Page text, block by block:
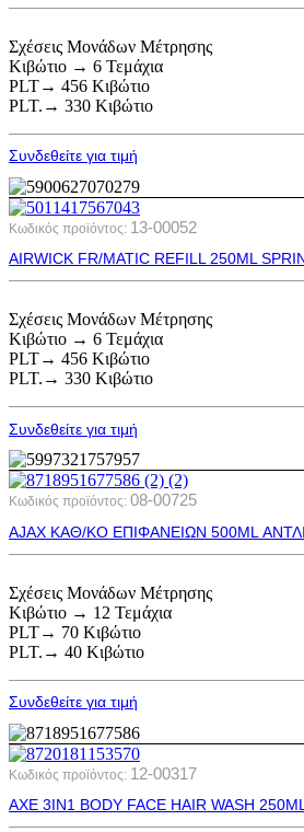
Σχέσεις Μονάδων Μέτρησης
Κιβώτιο → 6 Τεμάχια
PLT→ 456 Κιβώτιο
PLT.→ 330 Κιβώτιο
Συνδεθείτε για τιμή
Κωδικός προϊόντος: 13-00052
AIRWICK FR/MATIC REFILL 250ML
Σχέσεις Μονάδων Μέτρησης
Κιβώτιο → 6 Τεμάχια
PLT→ 456 Κιβώτιο
PLT.→ 330 Κιβώτιο
Συνδεθείτε για τιμή
Κωδικός προϊόντος: 08-00725
AJAX ΚΑΘ/ΚΟ ΕΠΙΦΑΝΕΙΩΝ 500ML
Σχέσεις Μονάδων Μέτρησης
Κιβώτιο → 12 Τεμάχια
PLT→ 70 Κιβώτιο
PLT.→ 40 Κιβώτιο
Συνδεθείτε για τιμή
Κωδικός προϊόντος: 12-00317
AXE 3IN1 BODY FACE HAIR WASH